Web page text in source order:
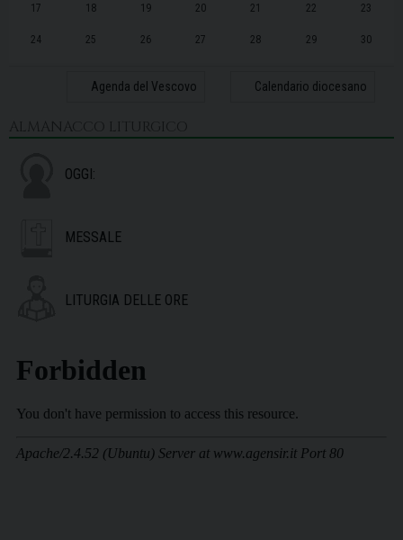
17 18 19 20 21 22 23
24 25 26 27 28 29 30
Agenda del Vescovo Calendario diocesano
ALMANACCO LITURGICO
OGGI:
MESSALE
LITURGIA DELLE ORE